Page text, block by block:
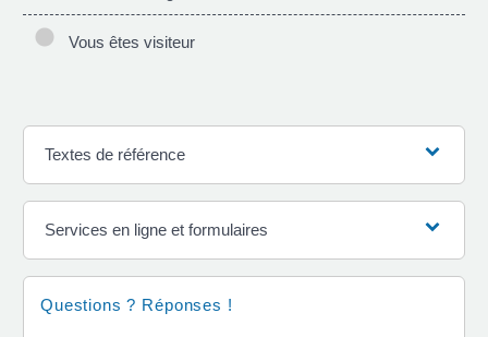
Vous êtes visiteur
Textes de référence
Services en ligne et formulaires
Questions ? Réponses !